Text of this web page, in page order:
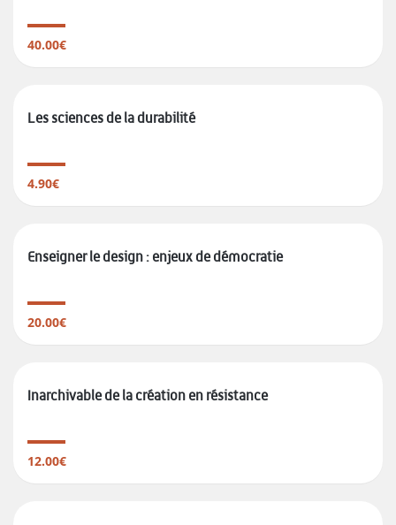
40.00€
Les sciences de la durabilité
4.90€
Enseigner le design : enjeux de démocratie
20.00€
Inarchivable de la création en résistance
12.00€